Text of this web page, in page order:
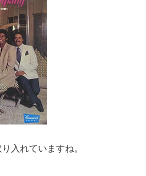
入れていますね。